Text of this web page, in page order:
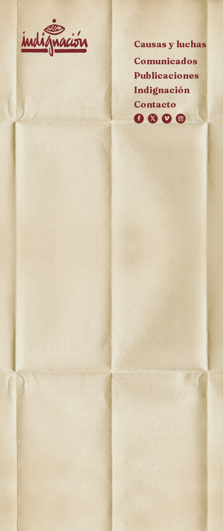
Causas y luchas
Comunicados
Publicaciones
Indignación
Contacto